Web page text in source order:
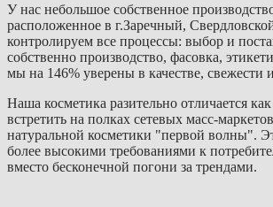
У нас небольшое собственное
расположенное в г.Заречный,
контролируем все процессы: выбор и
собственно производство, фасовка,
мы на 146% уверены в качестве, свежести и
Наша косметика разительно отличается
встретить на полках сетевых масс-
натуральной косметики "первой волны".
более высокими требованиями к
вместо бесконечной погони за трендами.